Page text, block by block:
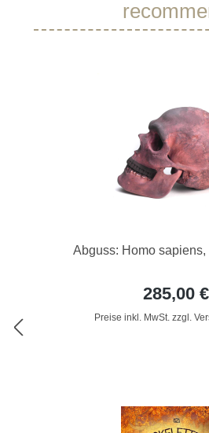
Abguss: Homo sapiens,
285,00 €
Preise inkl. MwSt. zzgl.